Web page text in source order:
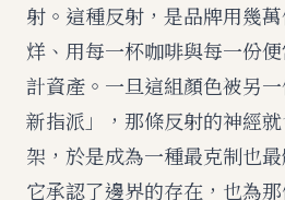
射。這種反射，是品牌用幾
烊、用每一杯咖啡與每一份
計資產。一旦這組顏色被另
新指派」，那條反射的神經
架，於是成為一種最克制也
它承認了邊界的存在，也為